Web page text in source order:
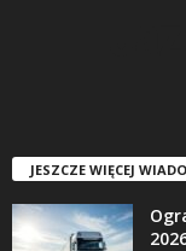
JESZCZE WIĘCEJ